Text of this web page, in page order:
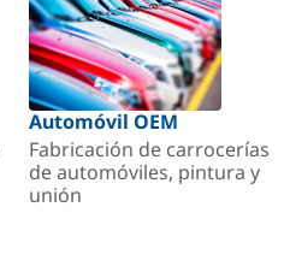
Automóvil OEM
Fabricación de carrocerías
de automóviles, pintura y
unión